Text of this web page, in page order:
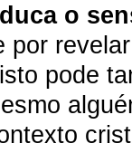
o
por
pode